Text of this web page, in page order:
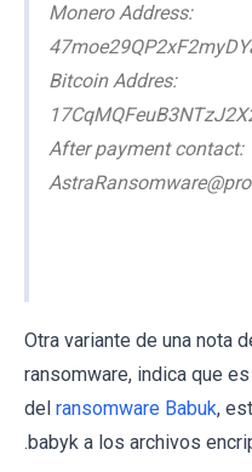
Monero Address:
Bitcoin Addres:
After payment contact:
*
Otra variante de una nota
ransomware, indica que
del ransomware Babuk,
.babyk a los archivos